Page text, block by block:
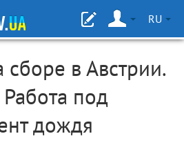
RU
в Австрии.
под
дождя